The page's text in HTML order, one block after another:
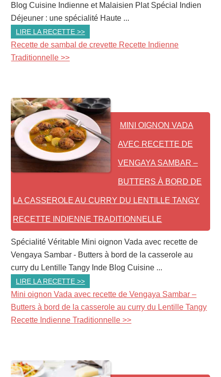
Blog Cuisine Indienne et Malaisien Plat Spécial Indien
Déjeuner : une spécialité Haute ...
LIRE LA RECETTE >>
Recette de sambal de crevette Recette Indienne
Traditionnelle >>
MINI OIGNON VADA
AVEC RECETTE DE
VENGAYA SAMBAR –
BUTTERS À BORD DE
LA CASSEROLE AU CURRY DU LENTILLE TANGY
RECETTE INDIENNE TRADITIONNELLE
Spécialité Véritable Mini oignon Vada avec recette de
Vengaya Sambar - Butters à bord de la casserole au
curry du Lentille Tangy Inde Blog Cuisine ...
LIRE LA RECETTE >>
Mini oignon Vada avec recette de Vengaya Sambar –
Butters à bord de la casserole au curry du Lentille Tangy
Recette Indienne Traditionnelle >>